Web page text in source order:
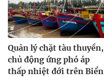
Quản lý chặt tàu thuyền,
chủ động ứng phó áp
thấp nhiệt đới trên Biển